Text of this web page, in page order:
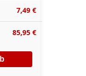
7,49 €
85,95 €